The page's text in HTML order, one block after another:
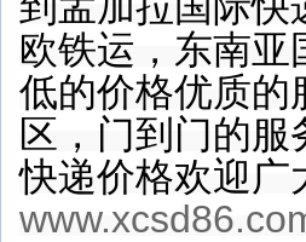
欧铁运，东南
低的价格优质的
区，门到门的
快递价格欢迎广